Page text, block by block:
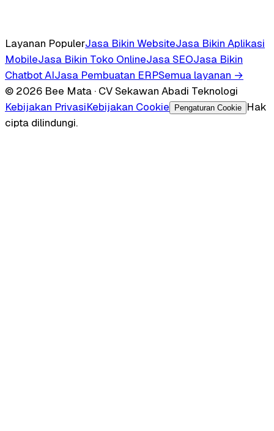
Layanan PopulerJasa Bikin WebsiteJasa Bikin Aplikasi
MobileJasa Bikin Toko OnlineJasa SEOJasa Bikin
Chatbot AIJasa Pembuatan ERPSemua layanan →
© 2026 Bee Mata · CV Sekawan Abadi Teknologi
Kebijakan PrivasiKebijakan Cookie Pengaturan Cookie
Hak
cipta dilindungi.